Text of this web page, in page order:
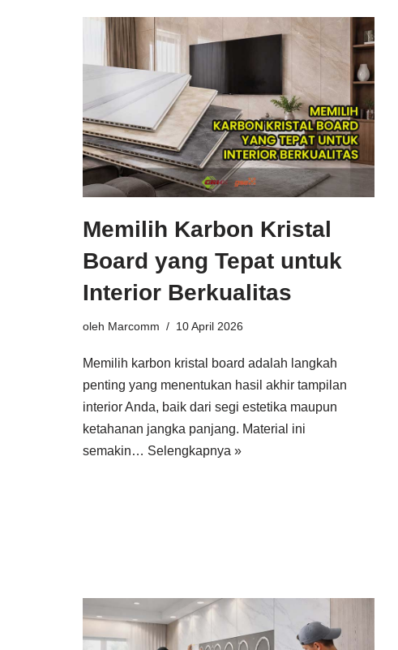
Memilih Karbon Kristal
Board yang Tepat untuk
Interior Berkualitas
oleh Marcomm 10 April 2026
Memilih karbon kristal board adalah langkah
penting yang menentukan hasil akhir tampilan
interior Anda, baik dari segi estetika maupun
ketahanan jangka panjang. Material ini
semakin… Selengkapnya »